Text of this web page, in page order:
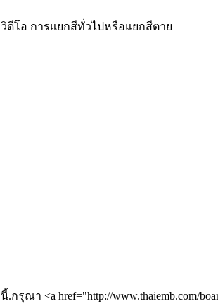
วิดีโอ การแยกสีทั่วไปหรือแยกสีตาย
นี้.กรุณา <a href="http://www.thaiemb.com/